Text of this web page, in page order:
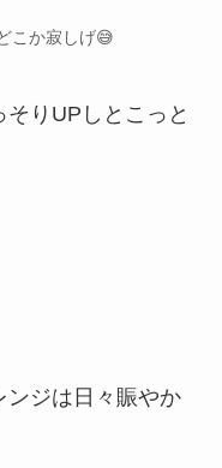
こか寂しげ😅
りUPしとこっと
ンジは日々賑やか